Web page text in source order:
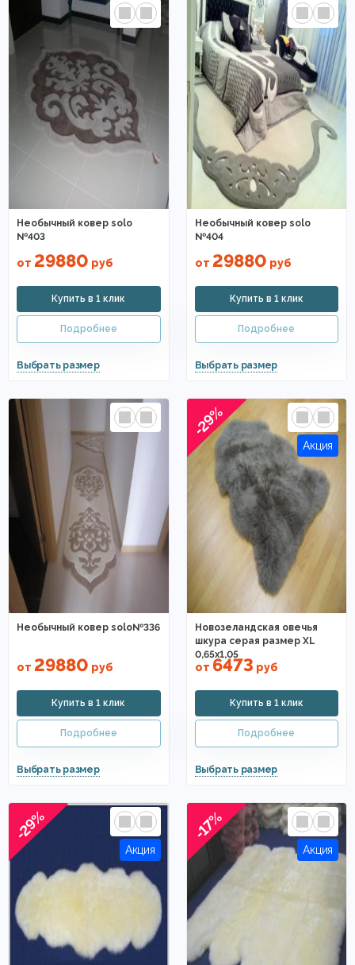
Необычный ковер solo
№403
от 29880 руб
Необычный ковер solo
№404
от 29880 руб
Необычный ковер solo№336
от 29880 руб
-29%
Новозеландская овечья
шкура серая размер XL
0,65x1,05
от 6473 руб
-29% -17%